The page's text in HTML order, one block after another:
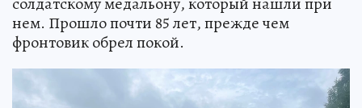
нем. Прошло почти 85 лет, прежде чем
фронтовик обрел покой.